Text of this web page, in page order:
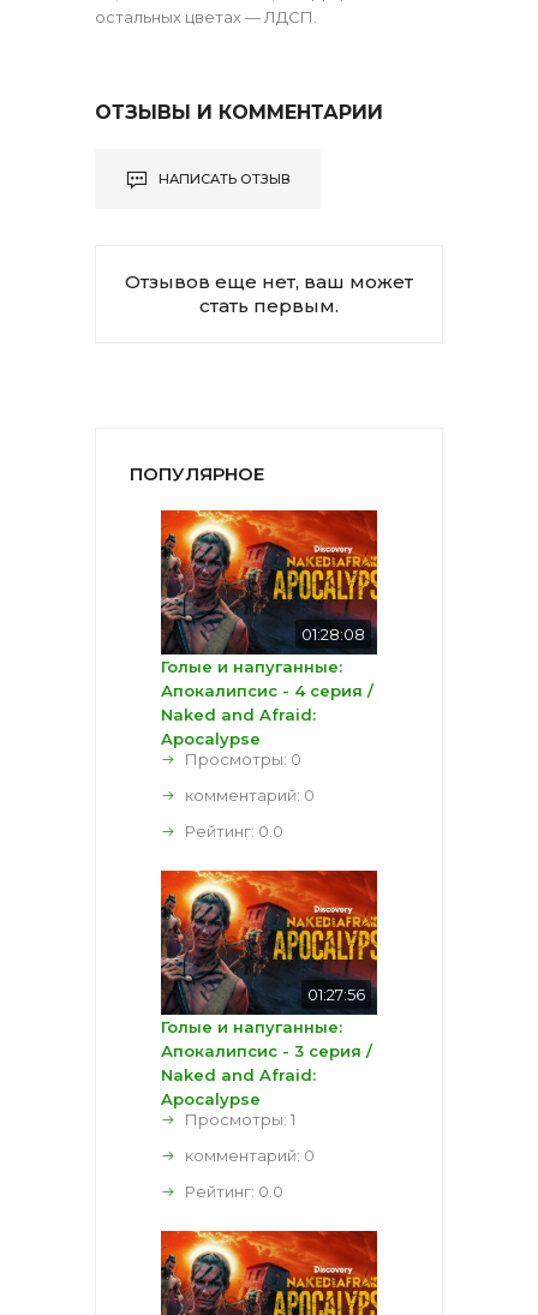
остальных цветах — ЛДСП.
ОТЗЫВЫ И КОММЕНТАРИИ
НАПИСАТЬ ОТЗЫВ
Отзывов еще нет, ваш может
стать первым.
ПОПУЛЯРНОЕ
01:28:08
Голые и напуганные:
Апокалипсис - 4 серия /
Naked and Afraid:
Apocalypse
Просмотры: 0
комментарий: 0
Рейтинг: 0.0
01:27:56
Голые и напуганные:
Апокалипсис - 3 серия /
Naked and Afraid:
Apocalypse
Просмотры: 1
комментарий: 0
Рейтинг: 0.0